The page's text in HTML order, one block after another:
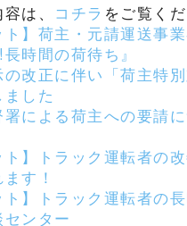
は、 コチラ をご覧く
ト】荷主・元請運送事
時間の荷待ち』
改正に伴い「荷主特
した
による荷主への要請
ト】トラック運転者の
す！
ト】トラック運転者の
ンター